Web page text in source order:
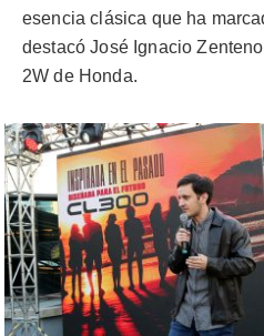
esencia clásica que ha
destacó José Ignacio
2W de Honda.